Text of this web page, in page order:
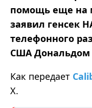
помощь еще на
заявил генсек
телефонного
США Дональдом
Как передает
Х.